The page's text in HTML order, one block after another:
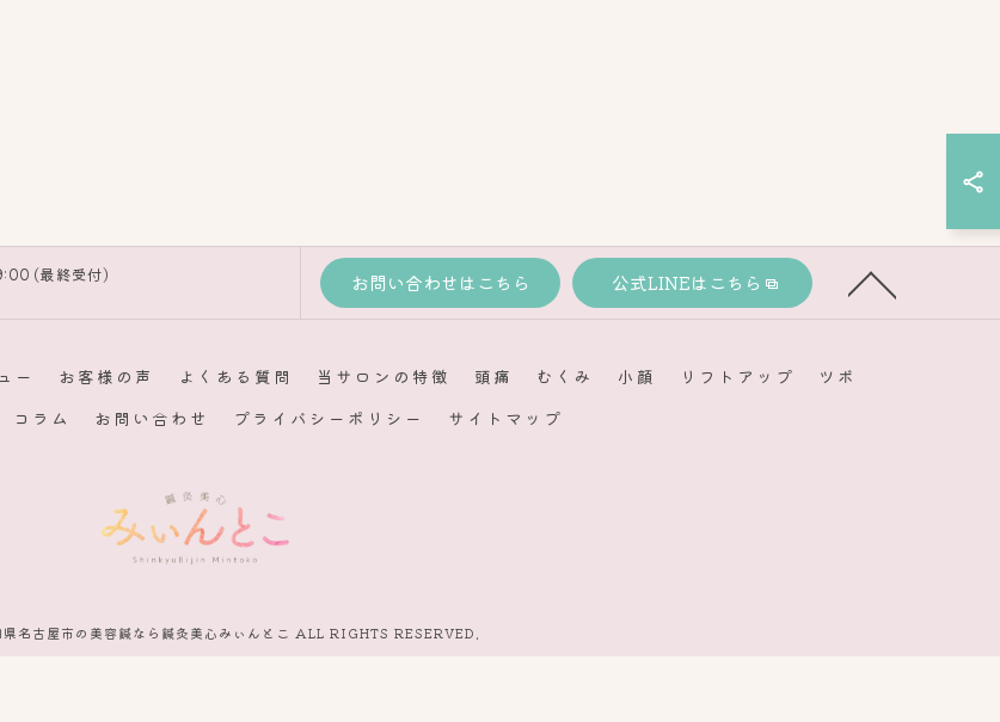
(最終受付) お問い合わせはこちら 公式LINEはこちら
ー お客様の声 よくある質問 当サロンの特徴 頭痛 むくみ 小顔 リフトアップ
ツボ
コラム お問い合わせ プライバシーポリシー サイトマップ
名古屋市の美容鍼なら鍼灸美心みぃんとこ ALL RIGHTS RESERVED.